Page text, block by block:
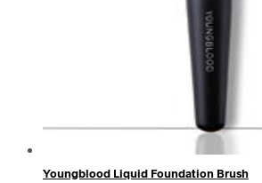
Youngblood Liquid Foundation Brush